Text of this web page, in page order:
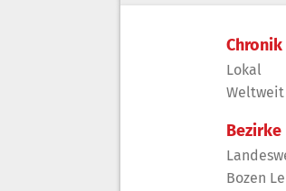
Chronik
Lokal
Weltweit
Bezirke
Bozen